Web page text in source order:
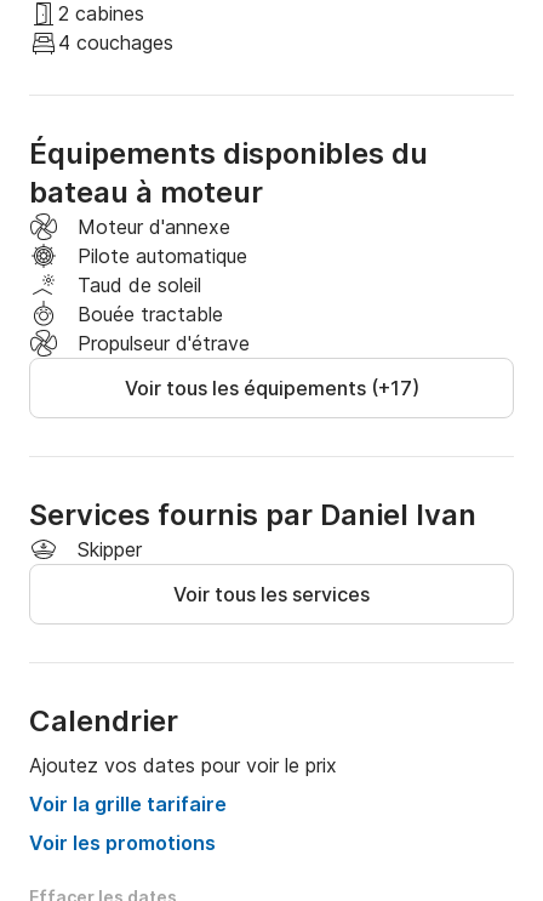
2 cabines
4 couchages
Équipements disponibles du
bateau à moteur
Moteur d'annexe
Pilote automatique
Taud de soleil
Bouée tractable
Propulseur d'étrave
Voir tous les équipements (+17)
Services fournis par Daniel Ivan
Skipper
Voir tous les services
Calendrier
Ajoutez vos dates pour voir le prix
Voir la grille tarifaire
Voir les promotions